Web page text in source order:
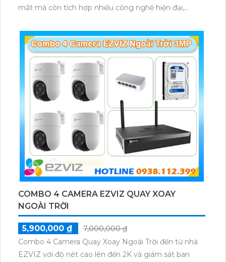
mắt mà còn tích hợp nhiều công nghệ hiện đại,
của bạn
COMBO 4 CAMERA EZVIZ QUAY XOAY
NGOÀI TRỜI
5,900,000 ₫
7,000,000 ₫
Combo 4 Camera Quay Xoay Ngoài Trời đến từ nhà
EZVIZ với độ nét cao lên đến 2K và giám sát ban